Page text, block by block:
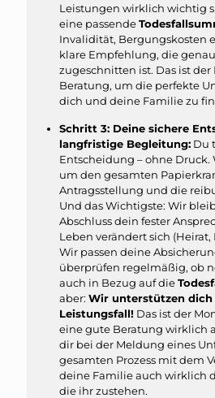
Leistungen wirklich wichtig
eine passende
Invalidität, Bergungskosten
klare Empfehlung, die
zugeschnitten ist. Das ist der
Beratung, um die perfekte
dich und deine Familie zu
Schritt 3: Deine sichere
langfristige Begleitung: Du
Entscheidung – ohne
um den gesamten
Antragsstellung und die
Und das Wichtigste: Wir
Abschluss dein fester
Leben verändert sich
Wir passen deine
überprüfen regelmäßig, ob
auch in Bezug auf die
aber: Wir unterstützen
Leistungsfall! Das ist der
eine gute Beratung wirklich
dir bei der Meldung eines
gesamten Prozess mit dem
deine Familie auch wirklich
die ihr zustehen.